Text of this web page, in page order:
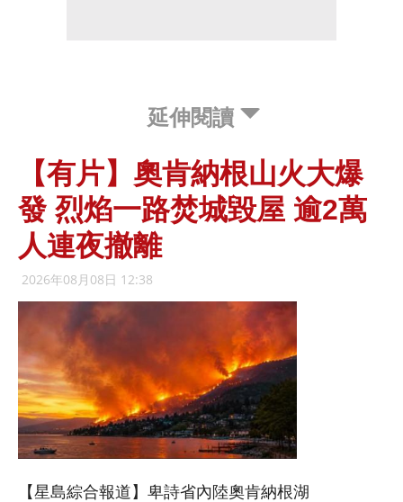
延伸閱讀
【有片】奧肯納根山火大爆
發 烈焰一路焚城毀屋 逾2萬
人連夜撤離
2026年08月08日 12:38
【星島綜合報道】卑詩省內陸奧肯納根湖